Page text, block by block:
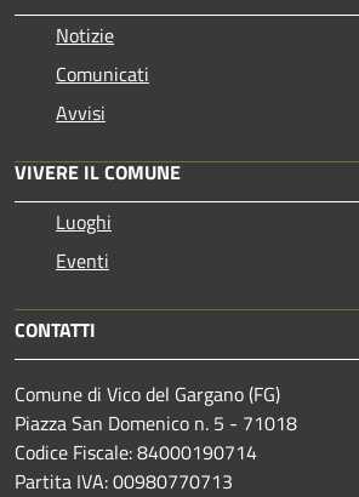
Notizie
Comunicati
Avvisi
VIVERE IL COMUNE
Luoghi
Eventi
CONTATTI
Comune di Vico del Gargano (FG)
Piazza San Domenico n. 5 - 71018
Codice Fiscale: 84000190714
Partita IVA: 00980770713